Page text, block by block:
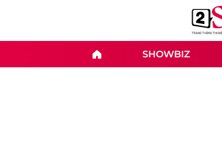
SHOWBIZ